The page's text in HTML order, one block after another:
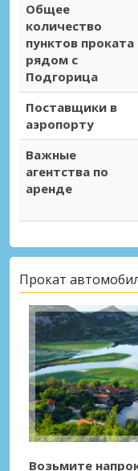
Общее
количество
пунктов проката
рядом с
Подгорица
Поставщики в
аэропорту
Важные
агентства по
аренде
Прокат
Возьмите